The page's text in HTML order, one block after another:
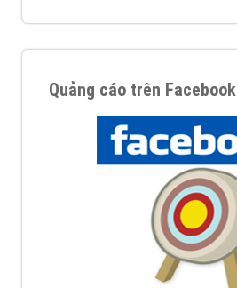
Quảng cáo trên Facebook